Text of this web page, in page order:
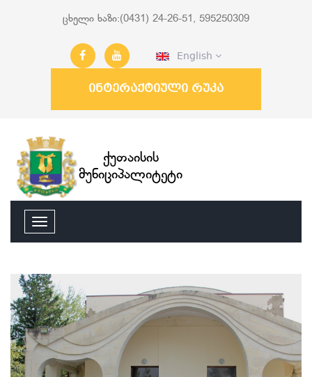
ცხელი ხაზი:(0431) 24-26-51, 595250309
English
ინტერაქტიული რუკა
ქუთაისის
მუნიციპალიტეტი